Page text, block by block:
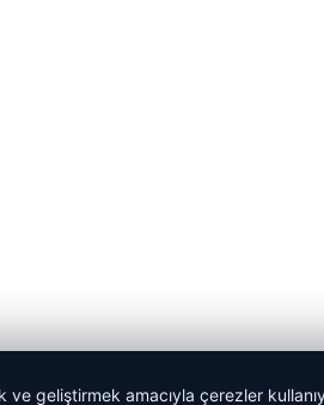
ve geliştirmek amacıyla çerezler